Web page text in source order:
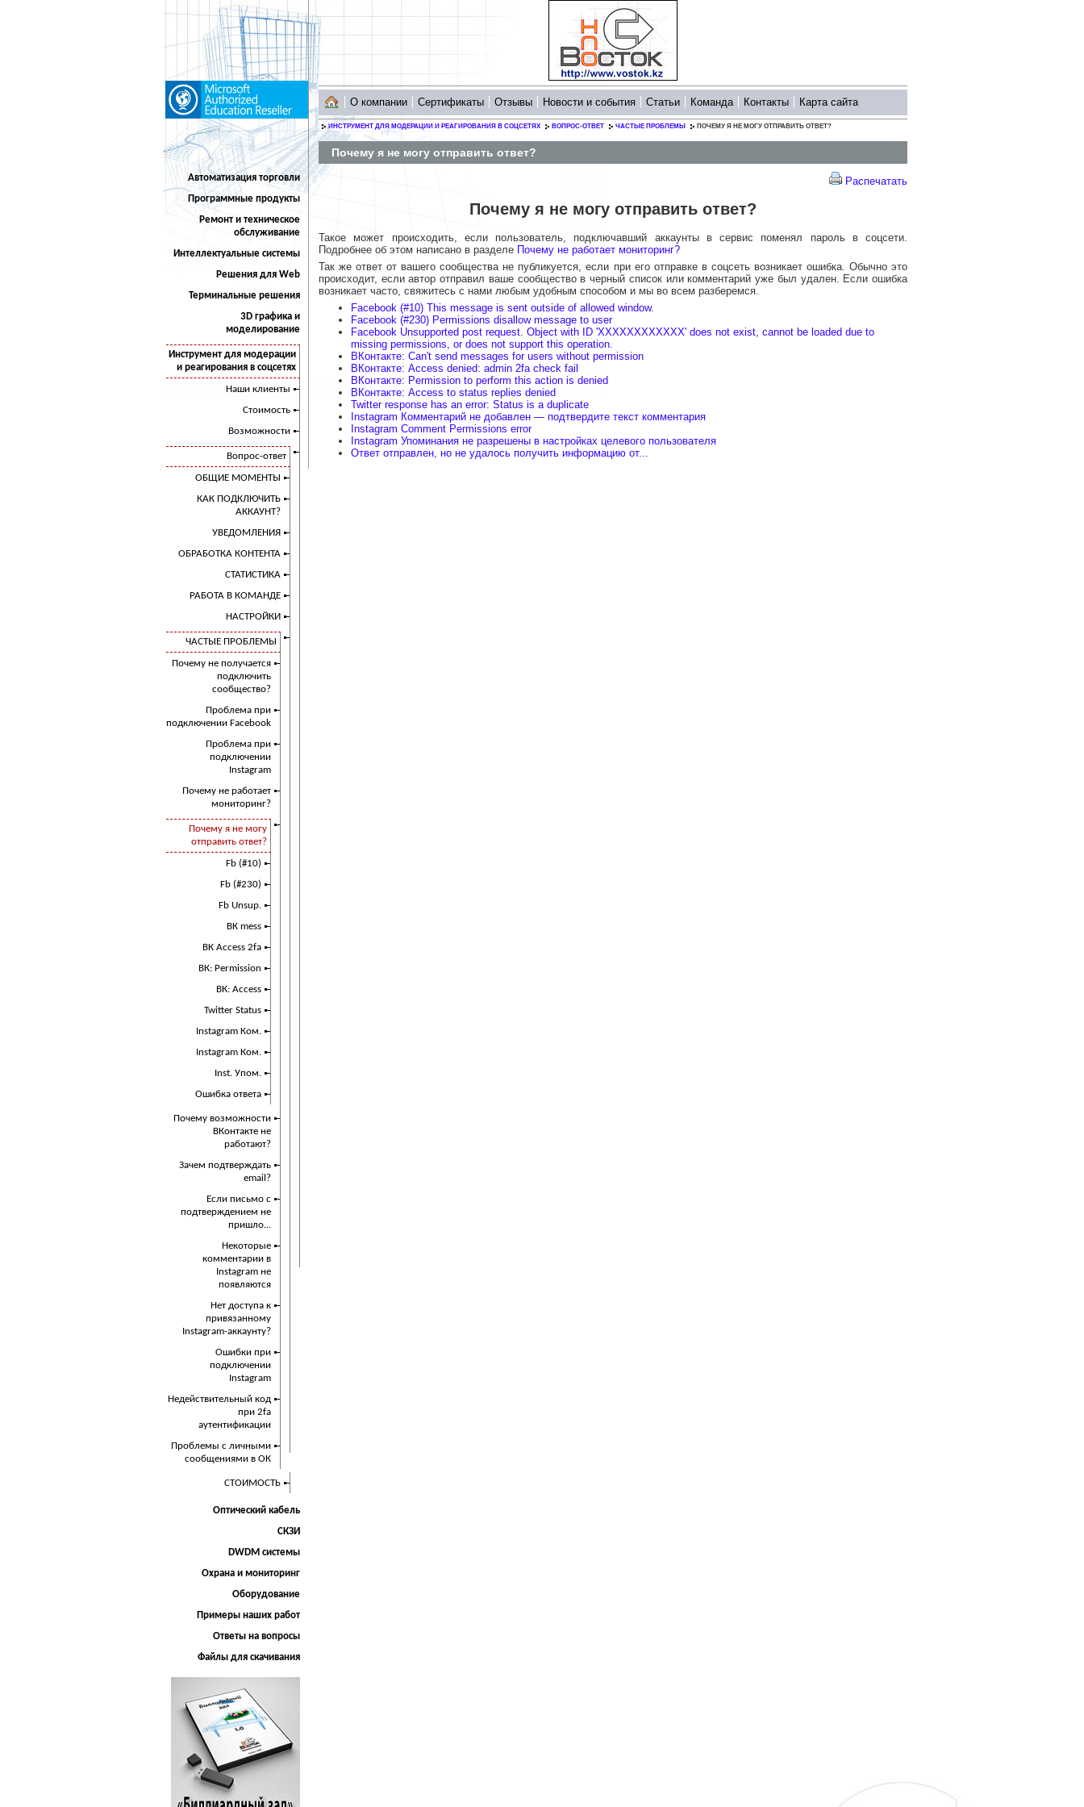
Автоматизация торговли
Программные продукты
Ремонт и техническое
обслуживание
Интеллектуальные системы
Решения для Web
Терминальные решения
3D графика и
моделирование
Инструмент для модерации
и реагирования в соцсетях
Наши клиенты
Стоимость
Возможности
Вопрос-ответ
ОБЩИЕ МОМЕНТЫ
КАК ПОДКЛЮЧИТЬ
АККАУНТ?
УВЕДОМЛЕНИЯ
ОБРАБОТКА КОНТЕНТА
СТАТИСТИКА
РАБОТА В КОМАНДЕ
НАСТРОЙКИ
ЧАСТЫЕ ПРОБЛЕМЫ
Почему не получается
подключить
сообщество?
Проблема при
подключении Facebook
Проблема при
подключении
Instagram
Почему не работает
мониторинг?
Почему я не могу
отправить ответ?
Fb (#10)
Fb (#230)
Fb Unsup.
ВК mess
ВК Access 2fa
ВК: Permission
ВК: Access
Twitter Status
Instagram Ком.
Instagram Ком.
Inst. Упом.
Ошибка ответа
Почему возможности
ВКонтакте не
работают?
Зачем подтверждать
email?
Если письмо с
подтверждением не
пришло...
Некоторые
комментарии в
Instagram не
появляются
Нет доступа к
привязанному
Instagram-аккаунту?
Ошибки при
подключении
Instagram
Недействительный код
при 2fa
аутентификации
Проблемы с личными
сообщениями в ОК
СТОИМОСТЬ
Оптический кабель
СКЗИ
DWDM системы
Охрана и мониторинг
Оборудование
Примеры наших работ
Ответы на вопросы
Файлы для скачивания
О компании Сертификаты Отзывы Новости и события Статьи Команда Контакты Карта сайта
ИНСТРУМЕНТ ДЛЯ МОДЕРАЦИИ И РЕАГИРОВАНИЯ В СОЦСЕТЯХ ВОПРОС-ОТВЕТ ЧАСТЫЕ ПРОБЛЕМЫ ПОЧЕМУ Я НЕ МОГУ ОТПРАВИТЬ ОТВЕТ?
Почему я не могу отправить ответ?
Распечатать
Почему я не могу отправить ответ?
Такое может происходить, если пользователь, подключавший аккаунты в сервис поменял пароль в соцсети.
Подробнее об этом написано в разделе Почему не работает мониторинг?
Так же ответ от вашего сообщества не публикуется, если при его отправке в соцсеть возникает ошибка. Обычно это
происходит, если автор отправил ваше сообщество в черный список или комментарий уже был удален. Если ошибка
возникает часто, свяжитесь с нами любым удобным способом и мы во всем разберемся.
Facebook (#10) This message is sent outside of allowed window.
Facebook (#230) Permissions disallow message to user
Facebook Unsupported post request. Object with ID 'XXXXXXXXXXXX' does not exist, cannot be loaded due to
missing permissions, or does not support this operation.
ВКонтакте: Can't send messages for users without permission
ВКонтакте: Access denied: admin 2fa check fail
ВКонтакте: Permission to perform this action is denied
ВКонтакте: Access to status replies denied
Twitter response has an error: Status is a duplicate
Instagram Комментарий не добавлен — подтвердите текст комментария
Instagram Comment Permissions error
Instagram Упоминания не разрешены в настройках целевого пользователя
Ответ отправлен, но не удалось получить информацию от...